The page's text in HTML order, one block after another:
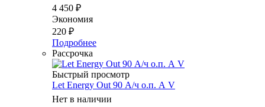
4 450 ₽
Экономия
220 ₽
Подробнее
Рассрочка
Быстрый просмотр
Let Energy Out 90 А/ч о.п. А V
Нет в наличии